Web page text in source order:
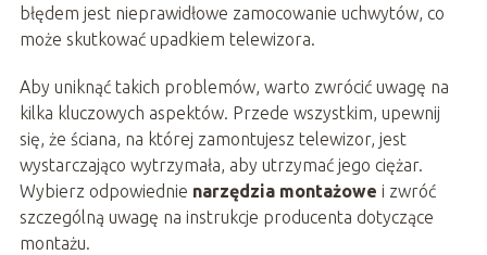
błędem jest nieprawidłowe zamocowanie uchwytów, co
może skutkować upadkiem telewizora.
Aby uniknąć takich problemów, warto zwrócić uwagę na
kilka kluczowych aspektów. Przede wszystkim, upewnij
się, że ściana, na której zamontujesz telewizor, jest
wystarczająco wytrzymała, aby utrzymać jego ciężar.
Wybierz odpowiednie narzędzia montażowe i zwróć
szczególną uwagę na instrukcje producenta dotyczące
montażu.